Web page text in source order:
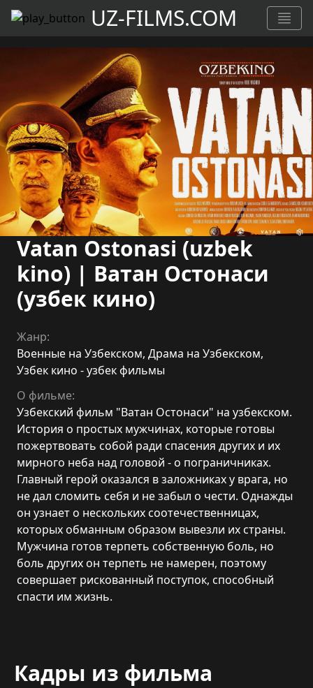
UZ-FILMS.COM
Vatan Ostonasi (uzbek
kino) | Ватан Остонаси
(узбек кино)
Жанр:
Военные на Узбекском, Драма на Узбекском,
Узбек кино - узбек фильмы
О фильме:
Узбекский фильм "Ватан Остонаси" на узбекском.
История о простых мужчинах, которые готовы
пожертвовать собой ради спасения других и их
мирного неба над головой - о пограничниках.
Главный герой оказался в заложниках у врага, но
не дал сломить себя и не забыл о чести. Однажды
он узнает о нескольких соотечественницах,
которых обманным образом вывезли их страны.
Мужчина готов терпеть собственную боль, но
боль других он терпеть не намерен, поэтому
совершает рискованный поступок, способный
спасти им жизнь.
Кадры из фильма